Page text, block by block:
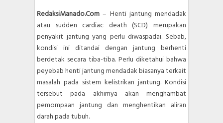
RedaksiManado.Com – Henti jantung mendadak
atau sudden cardiac death (SCD) merupakan
penyakit jantung yang perlu diwaspadai. Sebab,
kondisi ini ditandai dengan jantung berhenti
berdetak secara tiba-tiba. Perlu diketahui bahwa
peyebab henti jantung mendadak biasanya terkait
masalah pada sistem kelistrikan jantung. Kondisi
tersebut pada akhirnya akan menghambat
pemompaan jantung dan menghentikan aliran
darah pada tubuh.